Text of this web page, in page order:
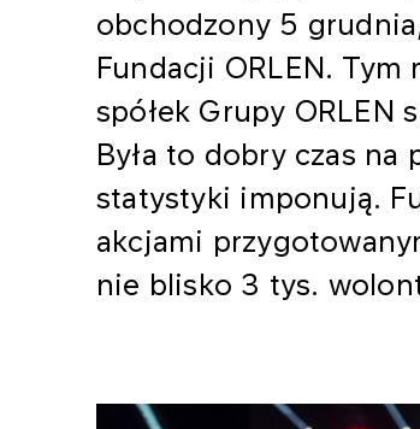
obchodzony 5
Fundacji ORLEN.
spółek Grupy ORLEN
Była to dobry czas
statystyki imponują.
akcjami
nie blisko 3 tys.